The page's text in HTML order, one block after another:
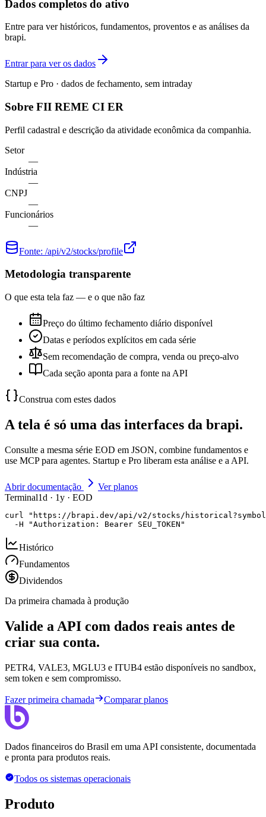
Dados completos do ativo
Entre para ver históricos, fundamentos, proventos e as análises da
brapi.
Entrar para ver os dados
Startup e Pro · dados de fechamento, sem intraday
Sobre FII REME CI ER
Perfil cadastral e descrição da atividade econômica da companhia.
Setor
—
Indústria
—
CNPJ
—
Funcionários
—
Fonte: /api/v2/stocks/profile
Metodologia transparente
O que esta tela faz — e o que não faz
Preço do último fechamento diário disponível
Datas e períodos explícitos em cada série
Sem recomendação de compra, venda ou preço-alvo
Cada seção aponta para a fonte na API
Construa com estes dados
A tela é só uma das interfaces da brapi.
Consulte a mesma série EOD em JSON, combine fundamentos e
use MCP para agentes. Startup e Pro liberam esta análise e a API.
Abrir documentação
Ver planos
Terminal1d · 1y · EOD
curl "https://brapi.dev/api/v2/stocks/
  -H "Authorization: Bearer SEU_TOKEN"
Histórico
Fundamentos
Dividendos
Da primeira chamada à produção
Valide a API com dados reais antes de
criar sua conta.
PETR4, VALE3, MGLU3 e ITUB4 estão disponíveis no sandbox,
sem token e sem compromisso.
Fazer primeira chamada Comparar planos
Dados financeiros do Brasil em uma API consistente, documentada
e pronta para produtos reais.
Todos os sistemas operacionais
Produto